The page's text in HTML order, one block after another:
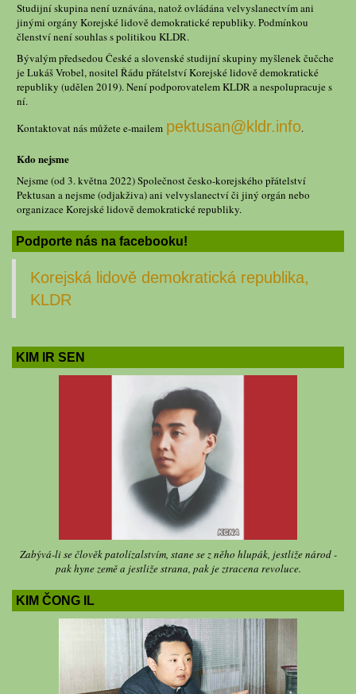
Studijní skupina není uznávána, natož ovládána velvyslanectvím ani
jinými orgány Korejské lidově demokratické republiky. Podmínkou
členství není souhlas s politikou KLDR.
Bývalým předsedou České a slovenské studijní skupiny myšlenek čučche
je Lukáš Vrobel, nositel Řádu přátelství Korejské lidově demokratické
republiky (udělen 2019). Není podporovatelem KLDR a nespolupracuje s
ní.
Kontaktovat nás můžete e-mailem pektusan@kldr.info.
Kdo nejsme
Nejsme (od 3. května 2022) Společnost česko-korejského přátelství
Pektusan a nejsme (odjakživa) ani velvyslanectví či jiný orgán nebo
organizace Korejské lidově demokratické republiky.
Podporte nás na facebooku!
Korejská lidově demokratická republika,
KLDR
KIM IR SEN
Zabývá-li se člověk patolízalstvím, stane se z něho hlupák, jestliže národ -
pak hyne země a jestliže strana, pak je ztracena revoluce.
KIM ČONG IL